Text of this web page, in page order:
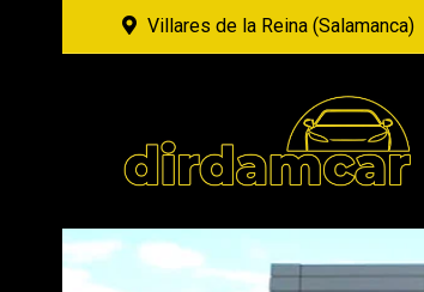
Villares de la Reina (Salamanca)